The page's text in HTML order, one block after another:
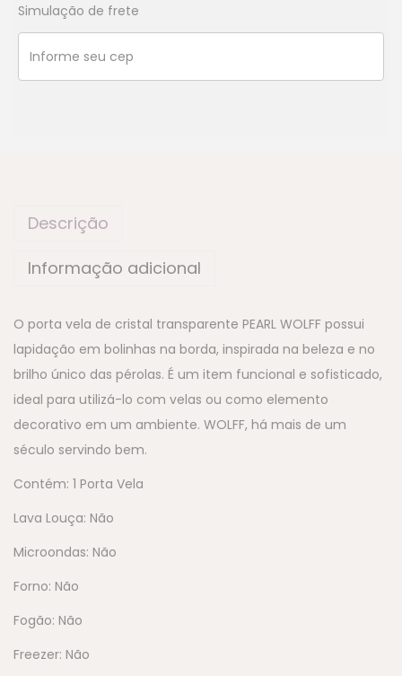
Simulação de frete
Descrição
Informação adicional
O porta vela de cristal transparente PEARL WOLFF possui
lapidação em bolinhas na borda, inspirada na beleza e no
brilho único das pérolas. É um item funcional e sofisticado,
ideal para utilizá-lo com velas ou como elemento
decorativo em um ambiente. WOLFF, há mais de um
século servindo bem.
Contém: 1 Porta Vela
Lava Louça: Não
Microondas: Não
Forno: Não
Fogão: Não
Freezer: Não